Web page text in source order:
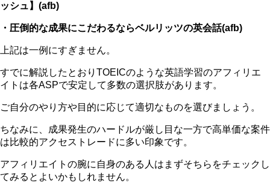
ッシュ】(afb)
・圧倒的な成果にこだわるならベルリッツの英会話(afb)
上記は一例にすぎません。
すでに解説したとおりTOEICのような英語学習のアフィリエ
イトは各ASPで安定して多数の選択肢があります。
ご自分のやり方や目的に応じて適切なものを選びましょう。
ちなみに、成果発生のハードルが厳し目な一方で高単価な案件
は比較的アクセストレードに多い印象です。
アフィリエイトの腕に自身のある人はまずそちらをチェックし
てみるとよいかもしれません。